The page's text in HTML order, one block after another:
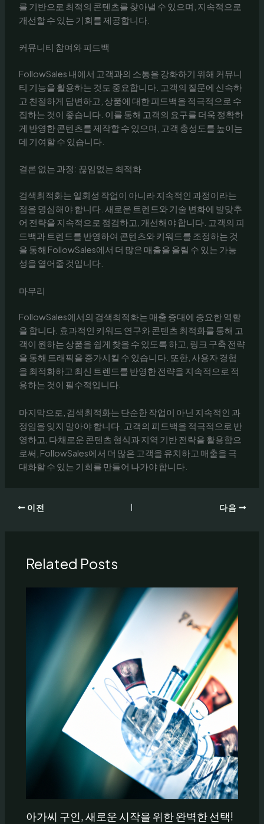
를 기반으로 최적의 콘텐츠를 찾아낼 수 있으며, 지속적으로
개선할 수 있는 기회를 제공합니다.
커뮤니티 참여와 피드백
FollowSales 내에서 고객과의 소통을 강화하기 위해 커뮤니
티 기능을 활용하는 것도 중요합니다. 고객의 질문에 신속하
고 친절하게 답변하고, 상품에 대한 피드백을 적극적으로 수
집하는 것이 좋습니다. 이를 통해 고객의 요구를 더욱 정확하
게 반영한 콘텐츠를 제작할 수 있으며, 고객 충성도를 높이는
데 기여할 수 있습니다.
결론 없는 과정: 끊임없는 최적화
검색최적화는 일회성 작업이 아니라 지속적인 과정이라는
점을 명심해야 합니다. 새로운 트렌드와 기술 변화에 발맞추
어 전략을 지속적으로 점검하고, 개선해야 합니다. 고객의 피
드백과 트렌드를 반영하여 콘텐츠와 키워드를 조정하는 것
을 통해 FollowSales에서 더 많은 매출을 올릴 수 있는 가능
성을 열어줄 것입니다.
마무리
FollowSales에서의 검색최적화는 매출 증대에 중요한 역할
을 합니다. 효과적인 키워드 연구와 콘텐츠 최적화를 통해 고
객이 원하는 상품을 쉽게 찾을 수 있도록 하고, 링크 구축 전략
을 통해 트래픽을 증가시킬 수 있습니다. 또한, 사용자 경험
을 최적화하고 최신 트렌드를 반영한 전략을 지속적으로 적
용하는 것이 필수적입니다.
마지막으로, 검색최적화는 단순한 작업이 아닌 지속적인 과
정임을 잊지 말아야 합니다. 고객의 피드백을 적극적으로 반
영하고, 다채로운 콘텐츠 형식과 지역 기반 전략을 활용함으
로써, FollowSales에서 더 많은 고객을 유치하고 매출을 극
대화할 수 있는 기회를 만들어 나가야 합니다.
이전 다음
Related Posts
아가씨 구인, 새로운 시작을 위한 완벽한 선택!